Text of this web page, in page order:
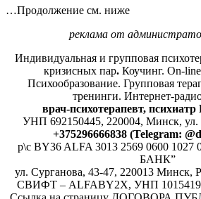
…Продолжение см. ниже
реклама от
Индивидуальная и групповая
кризисных пар. Коучинг. On-
Психообразование. Групповая
тренинги. Интернет-
врач-психотерапевт,
УНП 692150445, 220004, Минск, ул.
+375296666838 (Telegram:
р\с BY36 ALFA 3013 2569 0600
БАНК”
ул. Сурганова, 43-47, 220013 Минск,
СВИФТ – ALFABY2X, УНП